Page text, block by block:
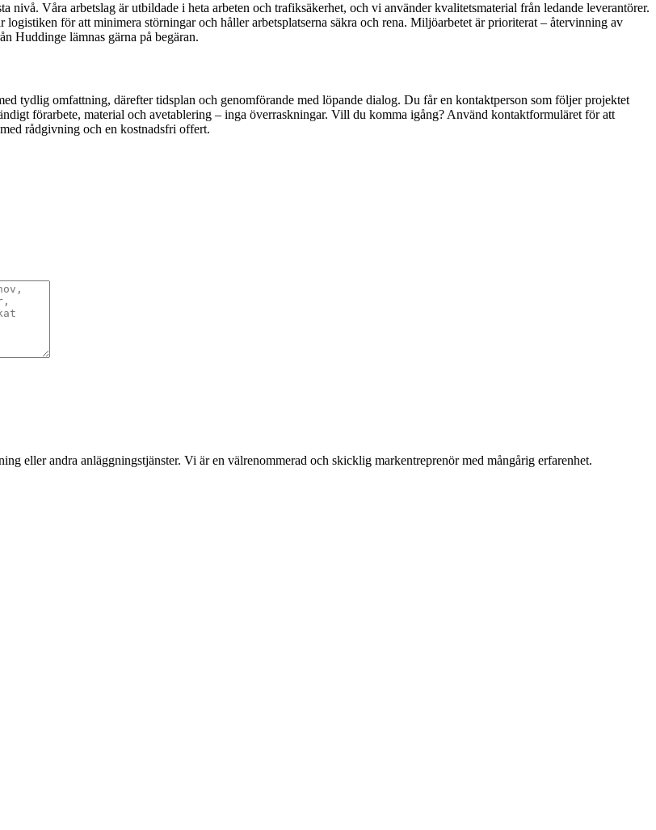
Våra arbetslag är utbildade i heta arbeten och trafiksäkerhet, och vi använder kvalitetsmaterial från ledande leverantörer.
för att minimera störningar och håller arbetsplatserna säkra och rena. Miljöarbetet är prioriterat – återvinning av
Huddinge lämnas gärna på begäran.
tydlig omfattning, därefter tidsplan och genomförande med löpande dialog. Du får en kontaktperson som följer projektet
förarbete, material och avetablering – inga överraskningar. Vill du komma igång? Använd kontaktformuläret för att
rådgivning och en kostnadsfri offert.
eller andra anläggningstjänster. Vi är en välrenommerad och skicklig markentreprenör med mångårig erfarenhet.